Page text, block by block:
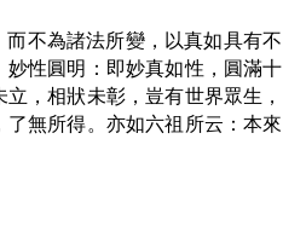
不為諸法所變，以真如具有不
性圓明：即妙真如性，圓滿十
，相狀未彰，豈有世界眾生，
無所得。亦如六祖所云：本來